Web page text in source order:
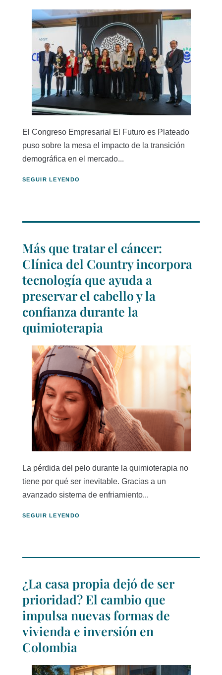
El Congreso Empresarial El Futuro es Plateado
puso sobre la mesa el impacto de la transición
demográfica en el mercado...
SEGUIR LEYENDO
Más que tratar el cáncer:
Clínica del Country incorpora
tecnología que ayuda a
preservar el cabello y la
confianza durante la
quimioterapia
La pérdida del pelo durante la quimioterapia no
tiene por qué ser inevitable. Gracias a un
avanzado sistema de enfriamiento...
SEGUIR LEYENDO
¿La casa propia dejó de ser
prioridad? El cambio que
impulsa nuevas formas de
vivienda e inversión en
Colombia